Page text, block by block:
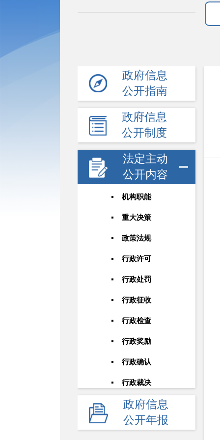
政府信息
公开指南
政府信息
公开制度
法定主动
公开内容
机构职能
重大决策
政策法规
行政许可
行政处罚
行政征收
行政检查
行政奖励
行政确认
行政裁决
其他行政权力
公共服务
政府信息
公开年报